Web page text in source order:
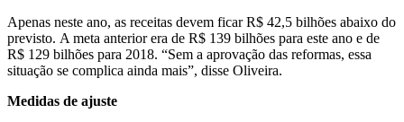
Apenas neste ano, as receitas devem ficar R$ 42,5 bilhões abaixo do
previsto. A meta anterior era de R$ 139 bilhões para este ano e de
R$ 129 bilhões para 2018. “Sem a aprovação das reformas, essa
situação se complica ainda mais”, disse Oliveira.
Medidas de ajuste